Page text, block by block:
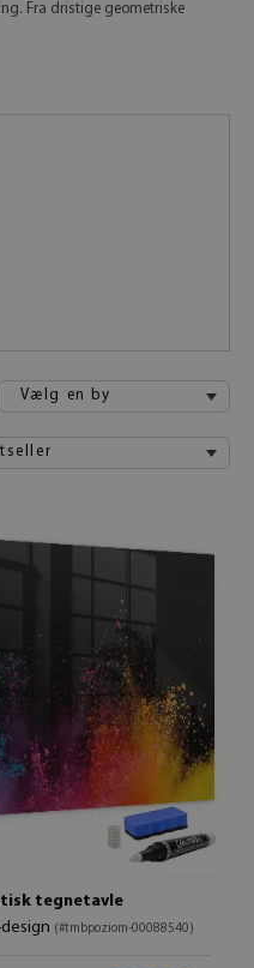
Fra dristige geometriske
Vælg en by
tegnetavle
(#tmbpoziom-00088540)